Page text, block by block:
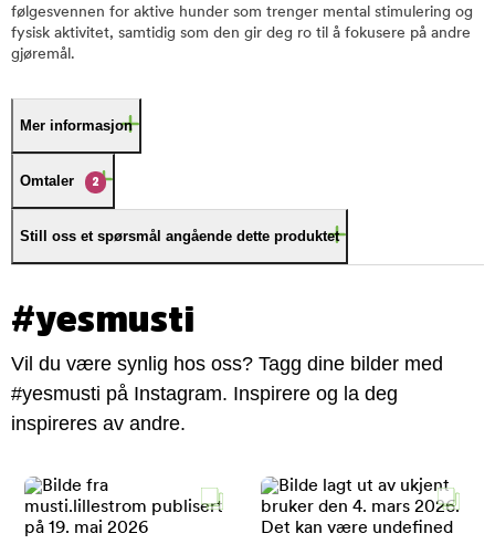
følgesvennen for aktive hunder som trenger mental stimulering og
fysisk aktivitet, samtidig som den gir deg ro til å fokusere på andre
gjøremål.
Mer informasjon
Omtaler 2
Still oss et spørsmål angående dette produktet
#yesmusti
Vil du være synlig hos oss? Tagg dine bilder med
#yesmusti på Instagram. Inspirere og la deg
inspireres av andre.